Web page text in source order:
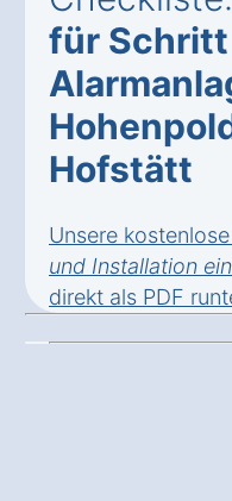
für
Hofstätt
Unsere
und Installation
direkt als PDF